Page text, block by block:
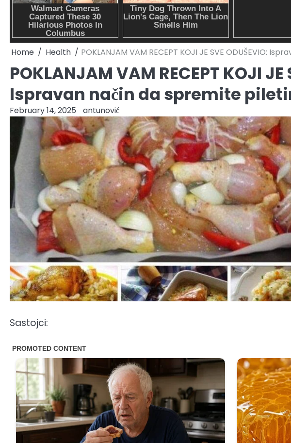
Home Health POKLANJAM VAM RECEPT KOJI JE SVE ODUŠEVIO:
POKLANJAM VAM RECEPT KOJI JE
Ispravan način da spremite
February 14, 2025 antunović
Sastojci: